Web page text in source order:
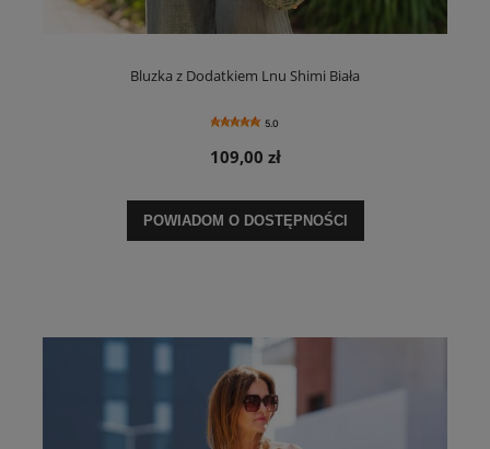
Bluzka z Dodatkiem Lnu Shimi Biała
5.0
109,00 zł
POWIADOM O DOSTĘPNOŚCI